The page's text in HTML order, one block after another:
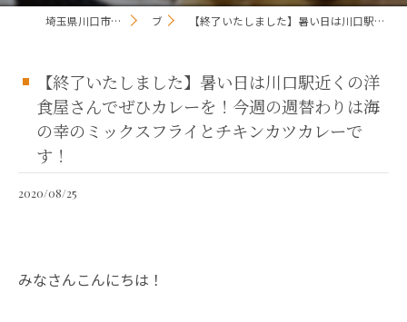
埼玉県川口市のレストランならレストラン ル・マルシェ ブログ 【終了いたしました】暑い日は川口駅近くの洋食屋さんでぜひカレーを！今週の週替わりは海の幸のミックスフライとチキンカツカレーです！
【終了いたしました】暑い日は川口駅近くの洋
食屋さんでぜひカレーを！今週の週替わりは海
の幸のミックスフライとチキンカツカレーで
す！
2020/08/25
みなさんこんにちは！